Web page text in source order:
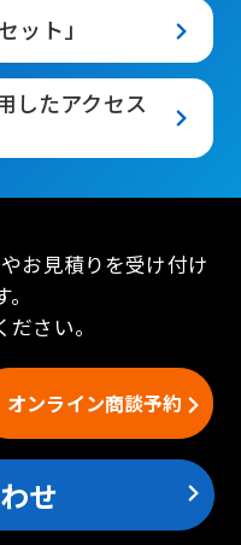
ット」
したアクセス
お見積りを受け付け
さい。
オンライン商談予約
せ